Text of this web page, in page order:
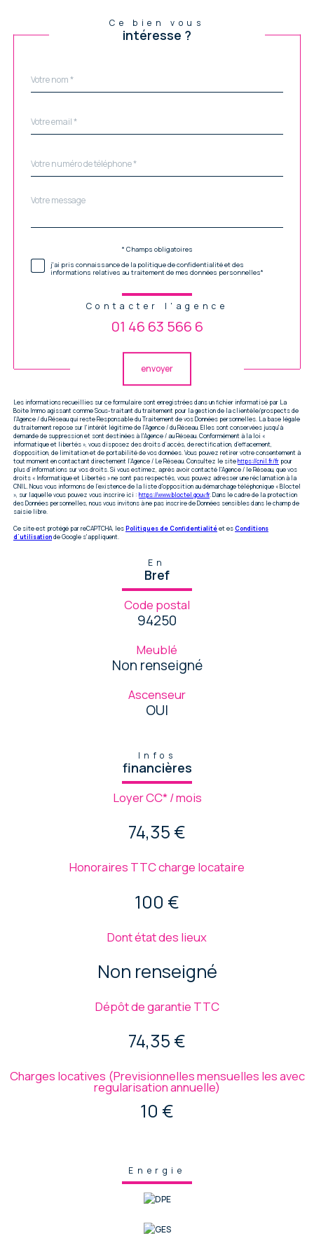
Ce bien vous
intéresse ?
par
*
*
*
Fieldset
Message
*
* Champs obligatoires
j'ai pris connaissance de la politique de confidentialité et des
informations relatives au traitement de mes données personnelles*
Contacter l'agence
01 46 63 566 6
envoyer
Les informations recueillies sur ce formulaire sont enregistrées dans un fichier informatisé par La
Boite Immo agissant comme Sous-traitant du traitement pour la gestion de la clientèle/prospects de
l'Agence / du Réseau qui reste Responsable du Traitement de vos Données personnelles. La base légale
du traitement repose sur l'intérêt légitime de l'Agence / du Réseau. Elles sont conservées jusqu'à
demande de suppression et sont destinées à l'Agence / au Réseau. Conformément à la loi «
informatique et libertés », vous disposez des droits d’accès, de rectification, d’effacement,
d’opposition, de limitation et de portabilité de vos données. Vous pouvez retirer votre consentement à
tout moment en contactant directement l’Agence / Le Réseau. Consultez le sitehttps://cnil.fr/fr pour
plus d’informations sur vos droits. Si vous estimez, après avoir contacté l'Agence / le Réseau, que vos
droits « Informatique et Libertés » ne sont pas respectés, vous pouvez adresser une réclamation à la
CNIL. Nous vous informons de l’existence de la liste d'opposition au démarchage téléphonique « Bloctel
», sur laquelle vous pouvez vous inscrire ici : https://www.bloctel.gouv.fr. Dans le cadre de la protection
des Données personnelles, nous vous invitons à ne pas inscrire de Données sensibles dans le champ de
saisie libre.
Ce site est protégé par reCAPTCHA, lesPolitiques de Confidentialitéet esConditions
d'utilisationde Google s'appliquent.
En
Bref
Code postal
94250
Meublé
Non renseigné
Ascenseur
OUI
Infos
financières
Loyer CC* / mois
74,35 €
Honoraires TTC charge locataire
100 €
Dont état des lieux
Non renseigné
Dépôt de garantie TTC
74,35 €
Charges locatives (Previsionnelles mensuelles les avec
regularisation annuelle)
10 €
Energie